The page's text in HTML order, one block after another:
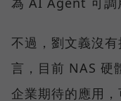
不過，劉文義沒
言，目前 NAS 硬
企業期待的應用